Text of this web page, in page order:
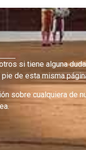
si tiene alguna
de esta misma
sobre cualquiera de